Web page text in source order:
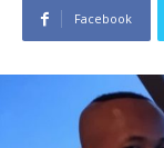
Facebook